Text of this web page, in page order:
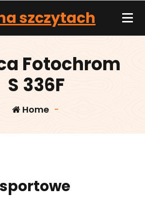
szczytach
Fotochrom
S 336F
Home -